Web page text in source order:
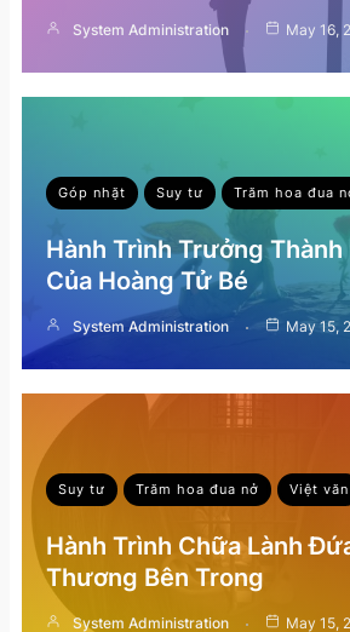
System Administration May 16,
Góp nhặt Suy tư Trăm hoa đua
Hành Trình Trưởng Thành
Của Hoàng Tử Bé
System Administration May 15,
Suy tư Trăm hoa đua nở Việt văn
Hành Trình Chữa Lành
Thương Bên Trong
System Administration May 15,